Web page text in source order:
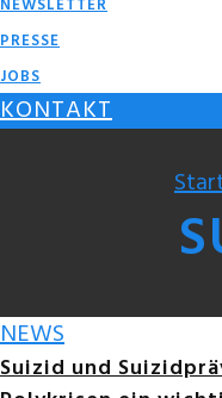
NEWSLETTER
PRESSE
JOBS
KONTAKT
NEWS
Suizid und